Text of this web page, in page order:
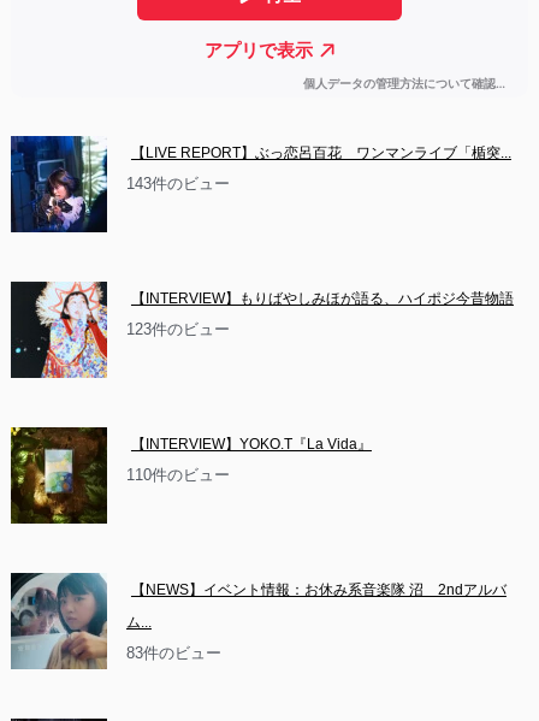
【LIVE REPORT】ぶっ恋呂百花　ワンマンライブ「楯突...
143件のビュー
【INTERVIEW】もりばやしみほが語る、ハイポジ今昔物語
123件のビュー
【INTERVIEW】YOKO.T『La Vida』
110件のビュー
【NEWS】イベント情報：お休み系音楽隊 沼　2ndアルバ
ム...
83件のビュー